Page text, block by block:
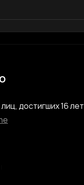
достигших 16 лет